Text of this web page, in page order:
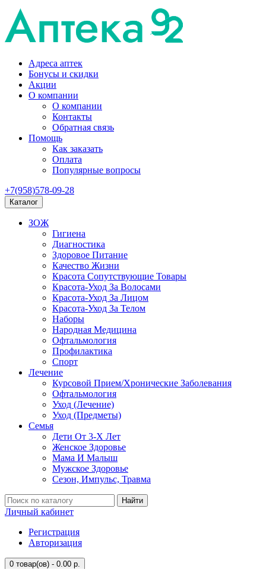
Адреса аптек
Бонусы и скидки
Акции
О компании
О компании
Контакты
Обратная связь
Помощь
Как заказать
Оплата
Популярные вопросы
+7(958)578-09-28
Каталог
ЗОЖ
Гигиена
Диагностика
Здоровое Питание
Качество Жизни
Красота Сопутствующие Товары
Красота-Уход За Волосами
Красота-Уход За Лицом
Красота-Уход За Телом
Наборы
Народная Медицина
Офтальмология
Профилактика
Спорт
Лечение
Курсовой Прием/Хронические Заболевания
Офтальмология
Уход (Лечение)
Уход (Предметы)
Семья
Дети От 3-Х Лет
Женское Здоровье
Мама И Малыш
Мужское Здоровье
Сезон, Импульс, Травма
Найти
Личный кабинет
Регистрация
Авторизация
0 товар(ов) - 0.00 р.